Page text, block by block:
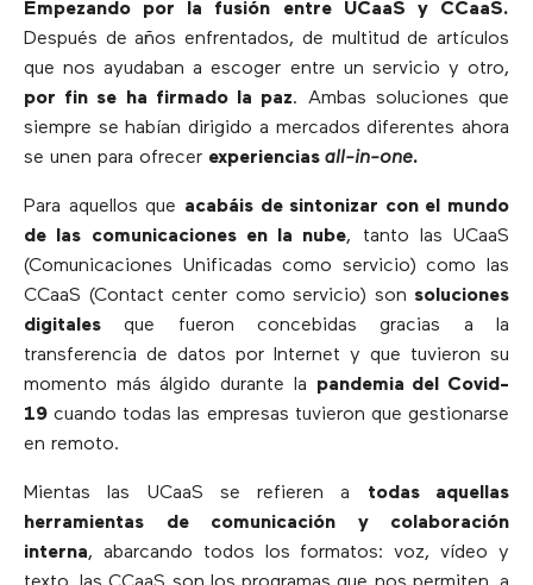
Empezando por la fusión entre UCaaS y CCaaS.
Después de años enfrentados, de multitud de artículos
que nos ayudaban a escoger entre un servicio y otro,
por fin se ha firmado la paz. Ambas soluciones que
siempre se habían dirigido a mercados diferentes ahora
se unen para ofrecer experiencias all-in-one.
Para aquellos que acabáis de sintonizar con el mundo
de las comunicaciones en la nube, tanto las UCaaS
(Comunicaciones Unificadas como servicio) como las
CCaaS (Contact center como servicio) son soluciones
digitales que fueron concebidas gracias a la
transferencia de datos por Internet y que tuvieron su
momento más álgido durante la pandemia del Covid-
19 cuando todas las empresas tuvieron que gestionarse
en remoto.
Mientas las UCaaS se refieren a todas aquellas
herramientas de comunicación y colaboración
interna, abarcando todos los formatos: voz, vídeo y